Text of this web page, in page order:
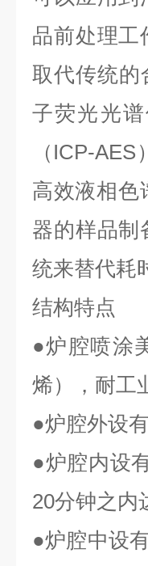
品前处理工
取代传统的
子荧光光
（ ICP-AES
高效液相色
器的样品制
统来替代耗
结构特点
●炉腔喷涂
烯），耐工
●炉腔外设
●炉腔内设
20分钟之内
●炉腔中设